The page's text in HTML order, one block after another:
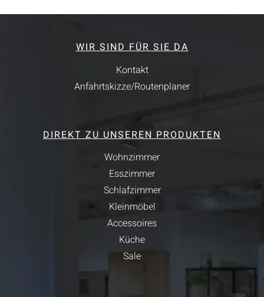
WIR SIND FÜR SIE DA
Kontakt
Anfahrtskizze/Routenplaner
DIREKT ZU UNSEREN PRODUKTEN
Wohnzimmer
Esszimmer
Schlafzimmer
Kleinmöbel
Accessoires
Küche
Sale